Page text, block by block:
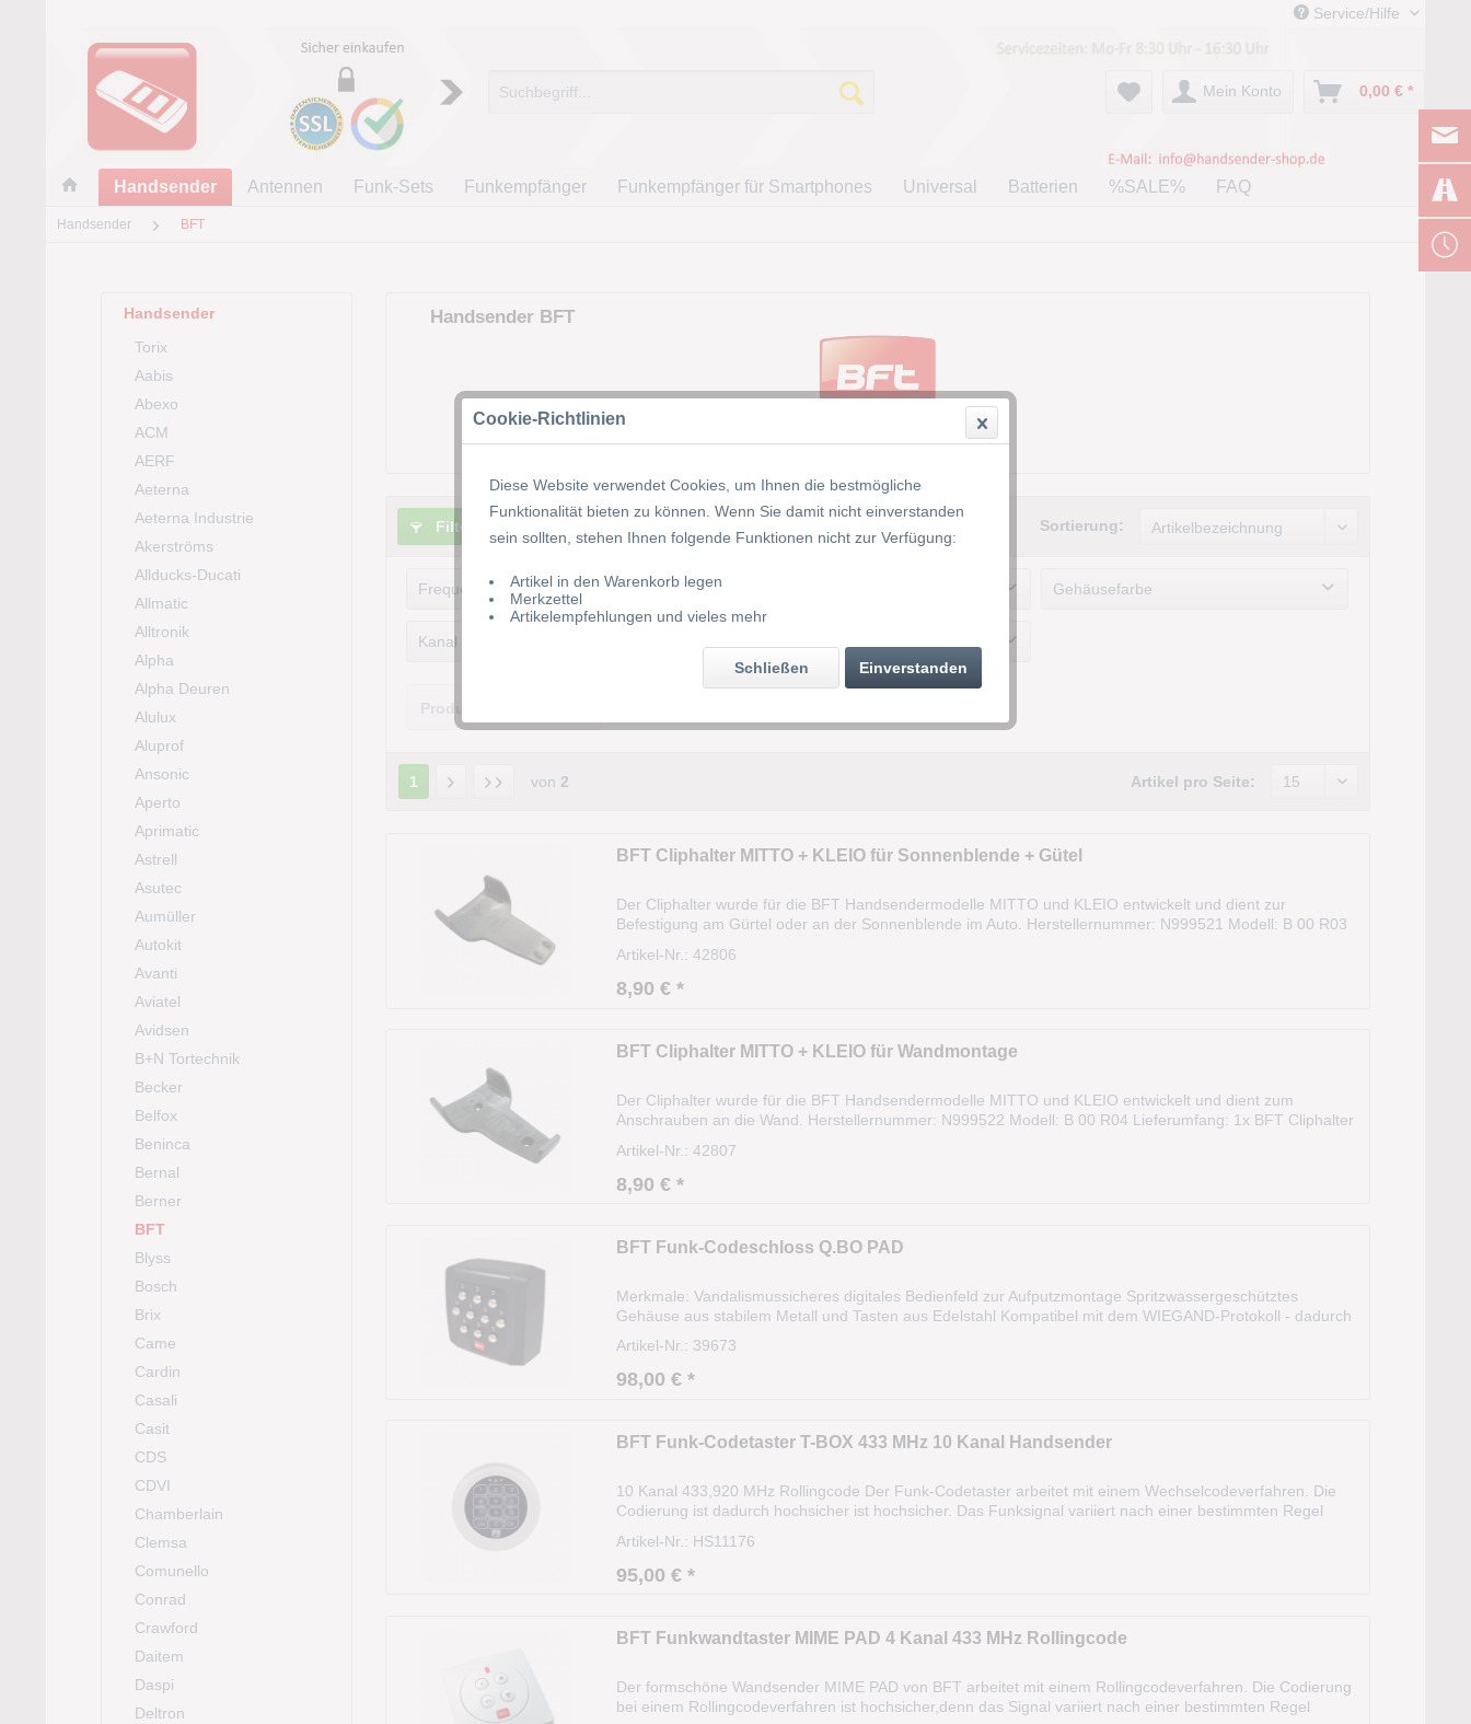
Service/Hilfe
Mein Konto 0,00 € *
Handsender Antennen Funk-Sets Funkempfänger Funkempfänger für Smartphones Universal Batterien %SALE% FAQ
Handsender BFT
Handsender
Torix
Aabis
Abexo
ACM
AERF
Aeterna
Aeterna Industrie
Akerströms
Allducks-Ducati
Allmatic
Alltronik
Alpha
Alpha Deuren
Alulux
Aluprof
Ansonic
Aperto
Aprimatic
Astrell
Asutec
Aumüller
Autokit
Avanti
Aviatel
Avidsen
B+N Tortechnik
Becker
Belfox
Beninca
Bernal
Berner
BFT
Blyss
Bosch
Brix
Came
Cardin
Casali
Casit
CDS
CDVI
Chamberlain
Clemsa
Comunello
Conrad
Crawford
Daitem
Daspi
Deltron
Handsender BFT
Filtern Sortierung:
Frequenz
433.920 MHz
Gehäusefarbe
Kanal
2
10
1 von 2 Artikel pro Seite:
BFT Cliphalter MITTO + KLEIO für Sonnenblende + Gütel
Der Cliphalter wurde für die BFT Handsendermodelle MITTO und KLEIO entwickelt und dient zur
Befestigung am Gürtel oder an der Sonnenblende im Auto. Herstellernummer: N999521 Modell: B 00 R03
Artikel-Nr.: 42806
8,90 € *
BFT Cliphalter MITTO + KLEIO für Wandmontage
Der Cliphalter wurde für die BFT Handsendermodelle MITTO und KLEIO entwickelt und dient zum
Anschrauben an die Wand. Herstellernummer: N999522 Modell: B 00 R04 Lieferumfang: 1x BFT Cliphalter
Artikel-Nr.: 42807
8,90 € *
BFT Funk-Codeschloss Q.BO PAD
Merkmale: Vandalismussicheres digitales Bedienfeld zur Aufputzmontage Spritzwassergeschütztes
Gehäuse aus stabilem Metall und Tasten aus Edelstahl Kompatibel mit dem WIEGAND-Protokoll - dadurch
Artikel-Nr.: 39673
98,00 € *
BFT Funk-Codetaster T-BOX 433 MHz 10 Kanal Handsender
10 Kanal 433,920 MHz Rollingcode Der Funk-Codetaster arbeitet mit einem Wechselcodeverfahren. Die
Codierung ist dadurch hochsicher ist hochsicher. Das Funksignal variiert nach einer bestimmten Regel
Artikel-Nr.: HS11176
95,00 € *
BFT Funkwandtaster MIME PAD 4 Kanal 433 MHz Rollingcode
Der formschöne Wandsender MIME PAD von BFT arbeitet mit einem Rollingcodeverfahren. Die Codierung
bei einem Rollingcodeverfahren ist hochsicher,denn das Signal variiert nach einer bestimmten Regel
Cookie-Richtlinien
Diese Website verwendet Cookies, um Ihnen die bestmögliche
Funktionalität bieten zu können. Wenn Sie damit nicht einverstanden
sein sollten, stehen Ihnen folgende Funktionen nicht zur Verfügung:
Artikel in den Warenkorb legen
Merkzettel
Artikelempfehlungen und vieles mehr
Einverstanden
Schließen